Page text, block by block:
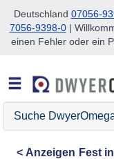
Zum Suchen
Zum Hauptinhalt
Zur Navigation
Deutschland 07056-
7056-9398-0|
einen Fehler oder ein
Suche
DwyerOmega
Anzeigen Fest